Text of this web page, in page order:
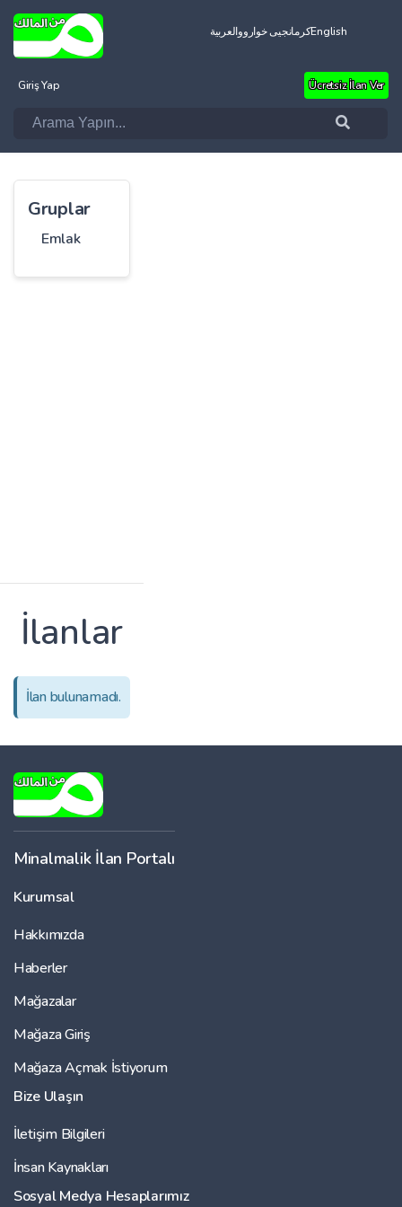
العربيةکرمانجیی خوارووEnglish
Giriş Yap Ücretsiz İlan Ver
Gruplar
Emlak
İlanlar
İlan bulunamadı.
Minalmalik İlan Portalı
Kurumsal
Hakkımızda
Haberler
Mağazalar
Mağaza Giriş
Mağaza Açmak İstiyorum
Bize Ulaşın
İletişim Bilgileri
İnsan Kaynakları
Sosyal Medya Hesaplarımız